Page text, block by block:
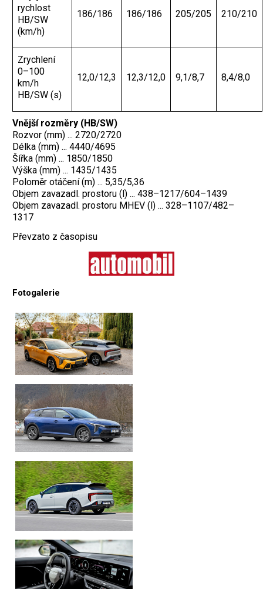
rychlost
HB/SW
(km/h)
186/186 186/186 205/205 210/210
Zrychlení
0–100
km/h
HB/SW (s)
12,0/12,3 12,3/12,0 9,1/8,7 8,4/8,0
Vnější rozměry (HB/SW)
Rozvor (mm) ... 2720/2720
Délka (mm) ... 4440/4695
Šířka (mm) ... 1850/1850
Výška (mm) ... 1435/1435
Poloměr otáčení (m) ... 5,35/5,36
Objem zavazadl. prostoru (l) ... 438–1217/604–1439
Objem zavazadl. prostoru MHEV (l) ... 328–1107/482–
1317
Převzato z časopisu
Fotogalerie